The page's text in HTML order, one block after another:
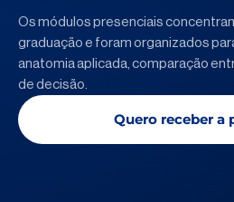
Os módulos presenciais
graduação e foram organizados
anatomia aplicada, comparação
de decisão.
Quero receber a